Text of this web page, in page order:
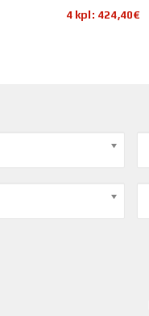
4 kpl: 424,40€